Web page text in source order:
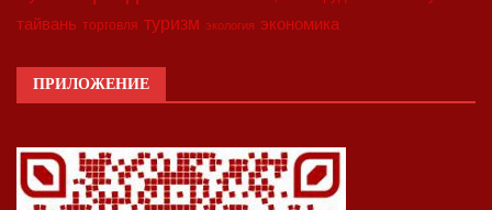
тайвань торговля туризм экология экономика
ПРИЛОЖЕНИЕ